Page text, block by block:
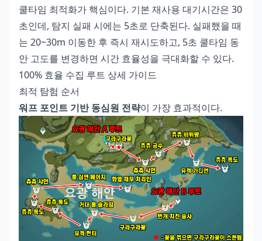
쿨타임 최적화가 핵심이다. 기본 재사용 대기시간은 30
초인데, 탐지 실패 시에는 5초로 단축된다. 실패했을 때
는 20~30m 이동한 후 즉시 재시도하고, 5초 쿨타임 동
안 고도를 변경하면 시간 효율성을 극대화할 수 있다.
100% 효율 수집 루트 상세 가이드
최적 탐험 순서
워프 포인트 기반 동심원 전략이 가장 효과적이다.